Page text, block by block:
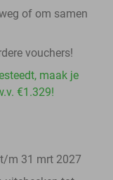
of om samen
vouchers!
maak je
€1.329!
m 31 mrt 2027